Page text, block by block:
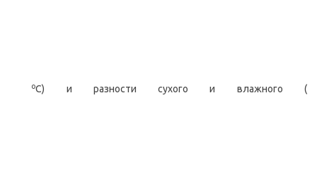
оС) и разности сухого и влажного (